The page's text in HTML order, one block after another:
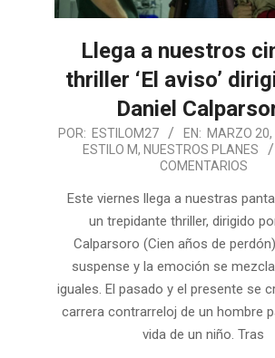
Llega a nuestros
thriller ‘El aviso’
Daniel
2018-
POR: ESTILOM27 EN: MARZO
ESTILO M, NUESTROS PLANES
COMENTARIOS
Este viernes llega a nuestras
un trepidante thriller, dirigido
Calparsoro (Cien años de
suspense y la emoción se
iguales. El pasado y el presente se
carrera contrarreloj de un hombre
vida de un niño. Tras